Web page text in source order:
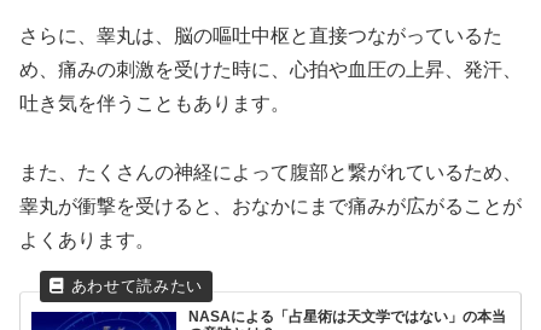
さらに、睾丸は、脳の嘔吐中枢と直接つながっているた
め、痛みの刺激を受けた時に、心拍や血圧の上昇、発汗、
吐き気を伴うこともあります。
また、たくさんの神経によって腹部と繋がれているため、
睾丸が衝撃を受けると、おなかにまで痛みが広がることが
よくあります。
NASAによる「占星術は天文学ではない」の本当